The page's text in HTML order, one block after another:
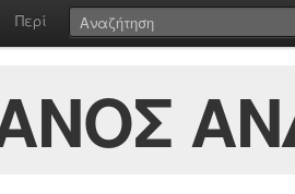
Περί